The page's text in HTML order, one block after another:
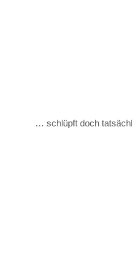
… schlüpft doch